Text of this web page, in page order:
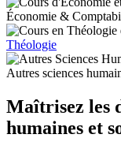
Économie &
Théologie
Autres sciences
Maîtrisez les
humaines et